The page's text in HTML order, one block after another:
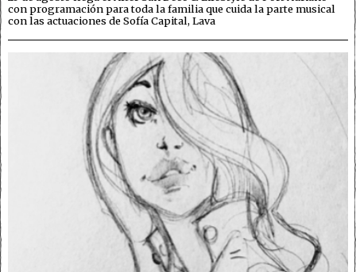
con programación para toda la familia que cuida la parte musical
con las actuaciones de Sofía Capital, Lava